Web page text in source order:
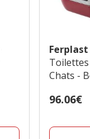
Ferplast
Chats -
Prix
96.06€